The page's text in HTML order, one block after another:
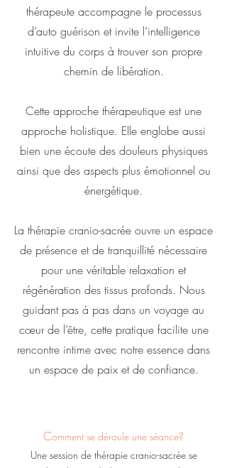
thérapeute accompagne le processus
d’auto guérison et invite l’intelligence
intuitive du corps à trouver son propre
chemin de libération.
Cette approche thérapeutique est une
approche holistique. Elle englobe aussi
bien une écoute des douleurs physiques
ainsi que des aspects plus émotionnel ou
énergétique.
La thérapie cranio-sacrée ouvre un espace
de présence et de tranquillité nécessaire
pour une véritable relaxation et
régénération des tissus profonds. Nous
guidant pas á pas dans un voyage au
cœur de l’être, cette pratique facilite une
rencontre intime avec notre essence dans
un espace de paix et de confiance.
Comment se déroule une séance?
Une session de thérapie cranio-sacrée se